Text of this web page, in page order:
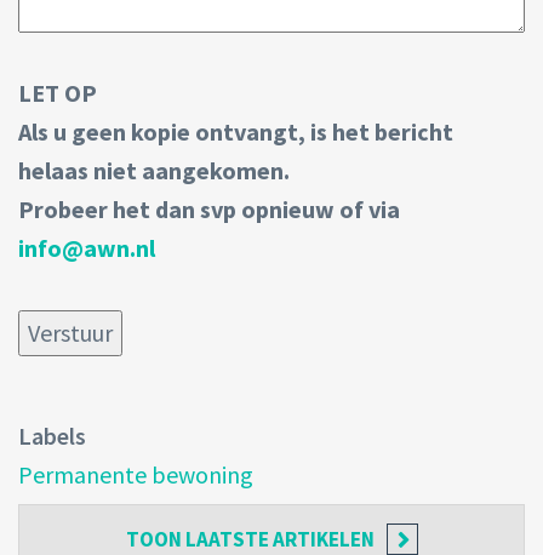
LET OP
Als u geen kopie ontvangt, is het bericht
helaas niet aangekomen.
Probeer het dan svp opnieuw of via
info@awn.nl
Labels
Permanente bewoning
TOON LAATSTE ARTIKELEN